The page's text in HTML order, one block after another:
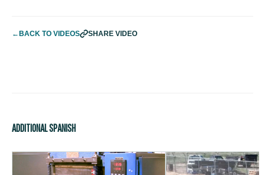
←BACK TO VIDEOS SHARE VIDEO
ADDITIONAL SPANISH